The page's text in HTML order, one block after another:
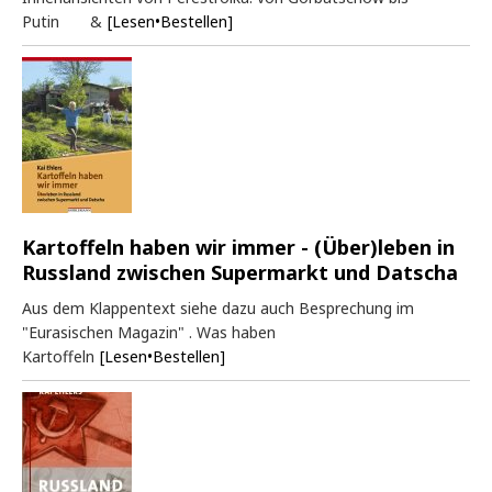
Putin & [Lesen•Bestellen]
Kartoffeln haben wir immer - (Über)leben in
Russland zwischen Supermarkt und Datscha
Aus dem Klappentext siehe dazu auch Besprechung im
"Eurasischen Magazin" . Was haben
Kartoffeln [Lesen•Bestellen]